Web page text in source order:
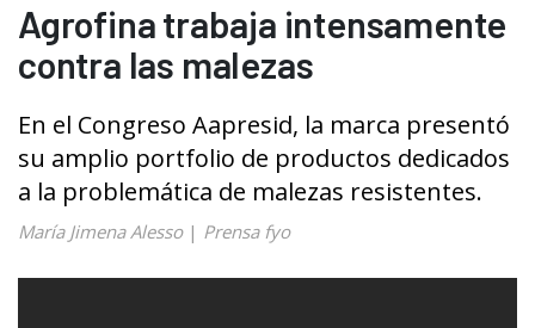
Agrofina trabaja intensamente
contra las malezas
En el Congreso Aapresid, la marca presentó
su amplio portfolio de productos dedicados
a la problemática de malezas resistentes.
María Jimena Alesso| Prensa fyo